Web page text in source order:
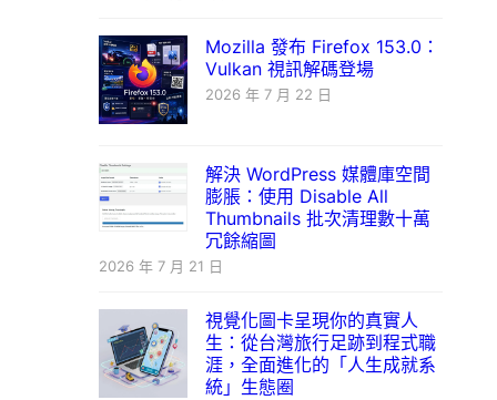
Mozilla 發布 Firefox 153.0：
Vulkan 視訊解碼登場
2026 年 7 月 22 日
解決 WordPress 媒體庫空間
膨脹：使用 Disable All
Thumbnails 批次清理數十萬
冗餘縮圖
2026 年 7 月 21 日
視覺化圖卡呈現你的真實人
生：從台灣旅行足跡到程式職
涯，全面進化的「人生成就系
統」生態圈